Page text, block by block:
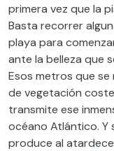
primera vez que la
Basta recorrer
playa para
ante la belleza que
Esos metros que
de vegetación
transmite ese
océano Atlántico. Y
produce al